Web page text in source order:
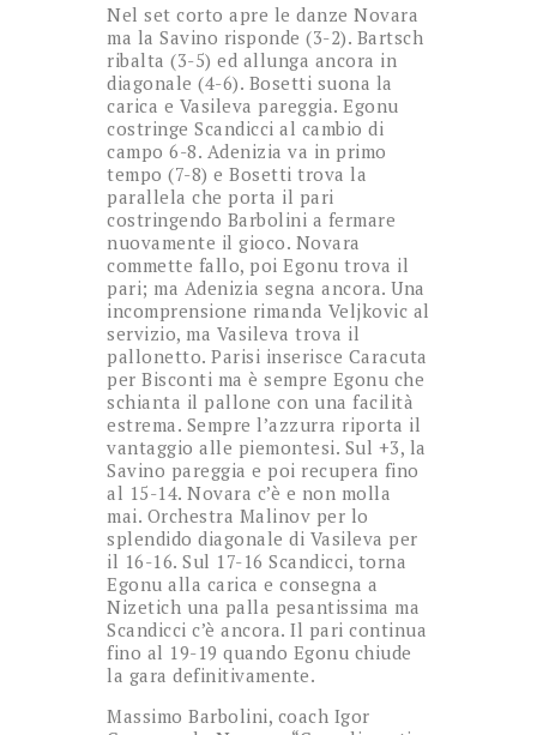
Nel set corto apre le danze Novara
ma la Savino risponde (3-2). Bartsch
ribalta (3-5) ed allunga ancora in
diagonale (4-6). Bosetti suona la
carica e Vasileva pareggia. Egonu
costringe Scandicci al cambio di
campo 6-8. Adenizia va in primo
tempo (7-8) e Bosetti trova la
parallela che porta il pari
costringendo Barbolini a fermare
nuovamente il gioco. Novara
commette fallo, poi Egonu trova il
pari; ma Adenizia segna ancora. Una
incomprensione rimanda Veljkovic al
servizio, ma Vasileva trova il
pallonetto. Parisi inserisce Caracuta
per Bisconti ma è sempre Egonu che
schianta il pallone con una facilità
estrema. Sempre l’azzurra riporta il
vantaggio alle piemontesi. Sul +3, la
Savino pareggia e poi recupera fino
al 15-14. Novara c’è e non molla
mai. Orchestra Malinov per lo
splendido diagonale di Vasileva per
il 16-16. Sul 17-16 Scandicci, torna
Egonu alla carica e consegna a
Nizetich una palla pesantissima ma
Scandicci c’è ancora. Il pari continua
fino al 19-19 quando Egonu chiude
la gara definitivamente.
Massimo Barbolini, coach Igor